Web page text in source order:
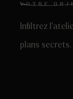
VOTRE
Infiltrez
plans secrets.